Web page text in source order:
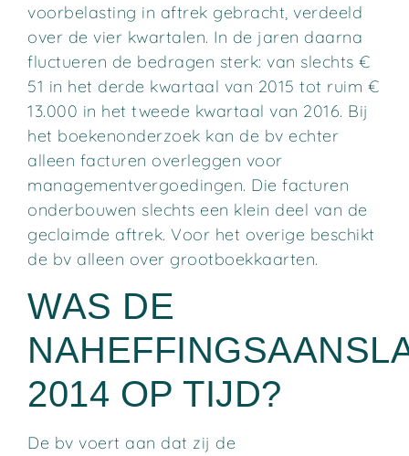
voorbelasting in aftrek gebracht, verdeeld
over de vier kwartalen. In de jaren daarna
fluctueren de bedragen sterk: van slechts €
51 in het derde kwartaal van 2015 tot ruim €
13.000 in het tweede kwartaal van 2016. Bij
het boekenonderzoek kan de bv echter
alleen facturen overleggen voor
managementvergoedingen. Die facturen
onderbouwen slechts een klein deel van de
geclaimde aftrek. Voor het overige beschikt
de bv alleen over grootboekkaarten.
WAS DE
2014 OP TIJD?
De bv voert aan dat zij de